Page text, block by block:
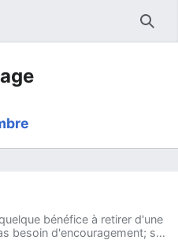
bénéfice à retirer d'une
besoin d'encouragement; s'il